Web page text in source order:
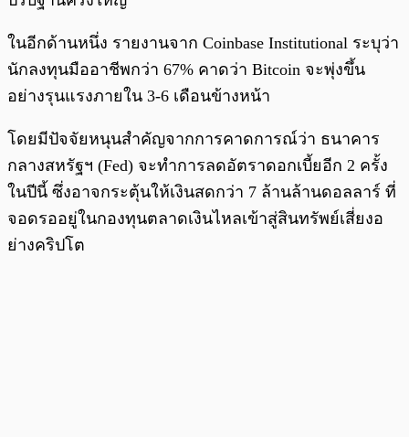
ในอีกด้านหนึ่ง รายงานจาก Coinbase Institutional ระบุว่า
นักลงทุนมืออาชีพกว่า 67% คาดว่า Bitcoin จะพุ่งขึ้น
อย่างรุนแรงภายใน 3-6 เดือนข้างหน้า
โดยมีปัจจัยหนุนสำคัญจากการคาดการณ์ว่า ธนาคาร
กลางสหรัฐฯ (Fed) จะทำการลดอัตราดอกเบี้ยอีก 2 ครั้ง
ในปีนี้ ซึ่งอาจกระตุ้นให้เงินสดกว่า 7 ล้านล้านดอลลาร์ ที่
จอดรออยู่ในกองทุนตลาดเงินไหลเข้าสู่สินทรัพย์เสี่ยงอ
ย่างคริปโต